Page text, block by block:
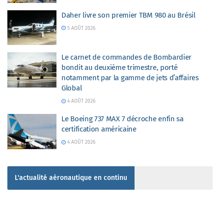
Daher livre son premier TBM 980 au Brésil
5 AOÛT 2026
Le carnet de commandes de Bombardier
bondit au deuxième trimestre, porté
notamment par la gamme de jets d’affaires
Global
4 AOÛT 2026
Le Boeing 737 MAX 7 décroche enfin sa
certification américaine
4 AOÛT 2026
L'actualité aéronautique en continu